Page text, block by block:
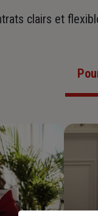
clairs et